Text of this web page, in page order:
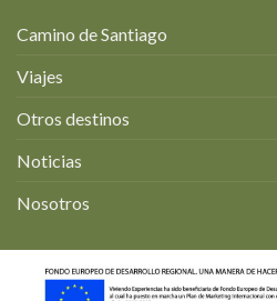
Camino de Santiago
Viajes
Otros destinos
Noticias
Nosotros